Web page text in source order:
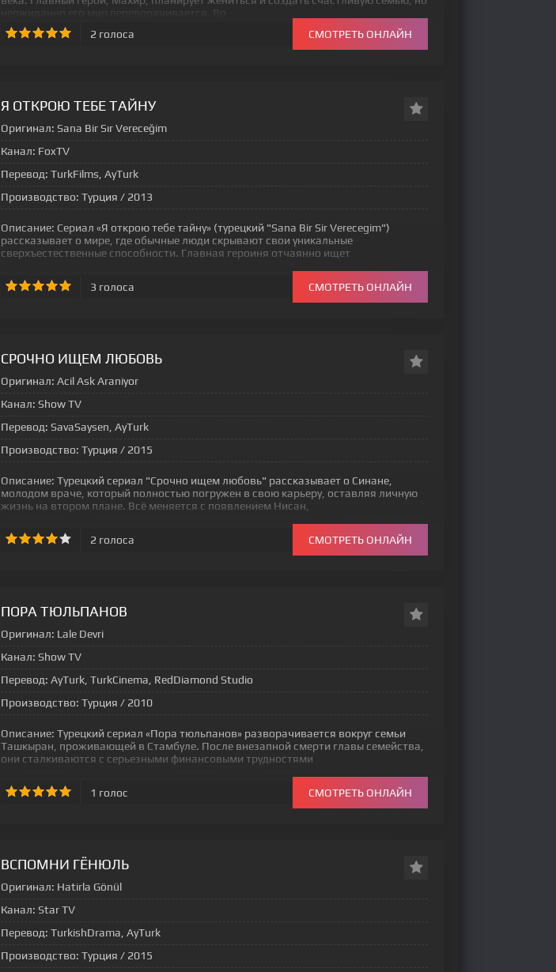
неожиданно его мир переворачивается. Во
2 голоса СМОТРЕТЬ ОНЛАЙН
Я ОТКРОЮ ТЕБЕ ТАЙНУ
Оригинал: Sana Bir Sır Vereceğim
Канал: FoxTV
Перевод: TurkFilms, AyTurk
Производство: Турция / 2013
Описание: Сериал «Я открою тебе тайну» (турецкий "Sana Bir Sir Verecegim")
рассказывает о мире, где обычные люди скрывают свои уникальные
сверхъестественные способности. Главная героиня отчаянно ищет
3 голоса СМОТРЕТЬ ОНЛАЙН
СРОЧНО ИЩЕМ ЛЮБОВЬ
Оригинал: Acil Ask Araniyor
Канал: Show TV
Перевод: SavaSaysen, AyTurk
Производство: Турция / 2015
Описание: Турецкий сериал "Срочно ищем любовь" рассказывает о Синане,
молодом враче, который полностью погружен в свою карьеру, оставляя личную
жизнь на втором плане. Всё меняется с появлением Нисан,
2 голоса СМОТРЕТЬ ОНЛАЙН
ПОРА ТЮЛЬПАНОВ
Оригинал: Lale Devri
Канал: Show TV
Перевод: AyTurk, TurkCinema, RedDiamond Studio
Производство: Турция / 2010
Описание: Турецкий сериал «Пора тюльпанов» разворачивается вокруг семьи
Ташкыран, проживающей в Стамбуле. После внезапной смерти главы семейства,
они сталкиваются с серьезными финансовыми трудностями
1 голос СМОТРЕТЬ ОНЛАЙН
ВСПОМНИ ГЁНЮЛЬ
Оригинал: Hatirla Gönül
Канал: Star TV
Перевод: TurkishDrama, AyTurk
Производство: Турция / 2015